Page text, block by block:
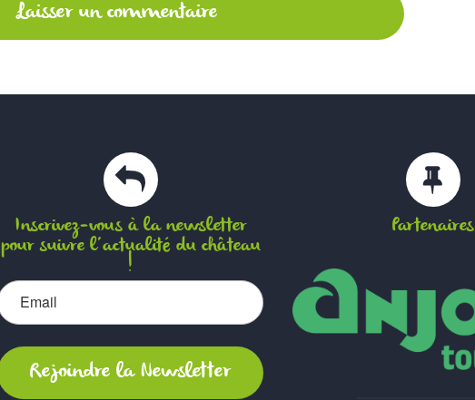
Inscrivez-vous à la newsletter
pour suivre l’actualité du château
!
Partenaires